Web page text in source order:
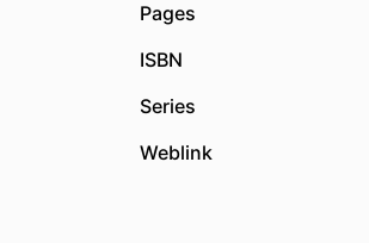
Pages
ISBN
Series
Weblink